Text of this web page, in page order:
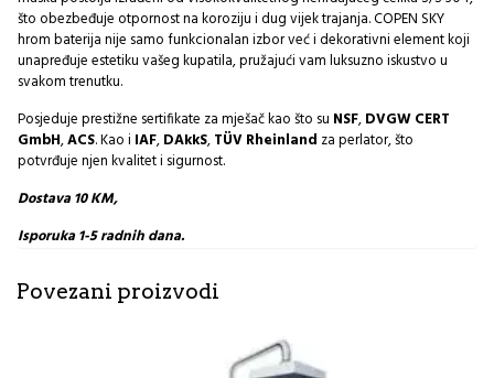
što obezbeđuje otpornost na koroziju i dug vijek trajanja. COPEN SKY
hrom baterija nije samo funkcionalan izbor već i dekorativni element koji
unapređuje estetiku vašeg kupatila, pružajući vam luksuzno iskustvo u
svakom trenutku.
Posjeduje prestižne sertifikate za mješač kao što su NSF,DVGW CERT
GmbH,ACS. Kao i IAF,DAkkS,TÜV Rheinland za perlator, što
potvrđuje njen kvalitet i sigurnost.
Dostava 10 KM,
Isporuka 1-5 radnih dana.
Povezani proizvodi